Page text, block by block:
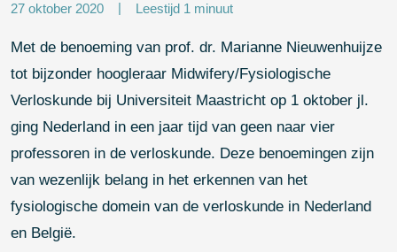
Met de benoeming van prof. dr. Marianne Nieuwenhuijze tot
bijzonder hoogleraar Midwifery/Fysiologische Verloskunde
bij Universiteit Maastricht op 1 oktober jl. ging Nederland in
een jaar tijd van geen naar vier professoren in de
verloskunde. Deze benoemingen zijn van wezenlijk belang in
het erkennen van het fysiologische domein van de
verloskunde in Nederland en België.
Prof. dr. Ank de Jonge is de eerste hoogleraar Verloskundige